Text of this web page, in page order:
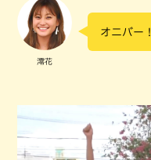
澪花
オニバー！